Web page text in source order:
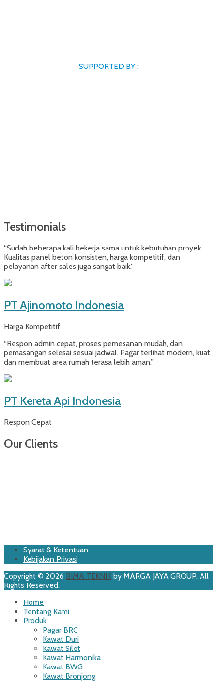
SUPPORTED BY :
Testimonials
“Sudah beberapa kali bekerja sama untuk kebutuhan proyek.
Kualitas panel beton konsisten, harga kompetitif, dan
pelayanan after sales juga sangat baik.”
PT Ajinomoto Indonesia
Harga Kompetitif
“Respon admin cepat, proses pemesanan mudah, dan
pemasangan selesai sesuai jadwal. Pagar terlihat modern, kuat,
dan membuat area rumah terasa lebih aman.”
PT Kereta Api Indonesia
Respon Cepat
Our Clients
Footer
Menu
Skip
Syarat & Ketentuan
Kebijakan Privasi
Copyright © 2026 BIMA TEKNIK by MARGA JAYA GROUP. All
Rights Reserved.
Home
Tentang Kami
Produk
Pagar BRC
Kawat Duri
Kawat Silet
Kawat Harmonika
Kawat BWG
Kawat Bronjong